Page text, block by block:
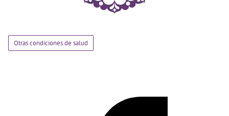
Otras condiciones de salud